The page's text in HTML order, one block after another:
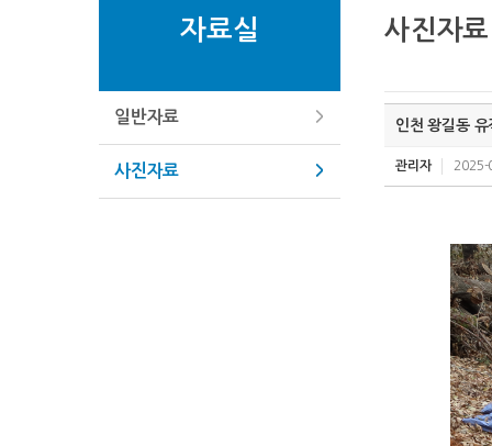
자료실
일반자료
사진자료
사진자료
인천 왕길동
관리자 2025-